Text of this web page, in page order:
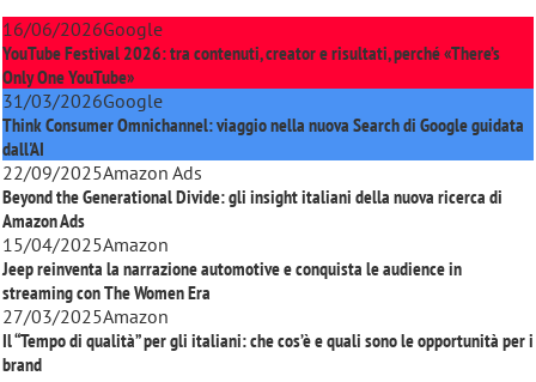
16/06/2026Google
YouTube Festival 2026: tra contenuti, creator e risultati, perché «There’s
Only One YouTube»
31/03/2026Google
Think Consumer Omnichannel: viaggio nella nuova Search di Google guidata
dall'AI
22/09/2025Amazon Ads
Beyond the Generational Divide: gli insight italiani della nuova ricerca di
Amazon Ads
15/04/2025Amazon
Jeep reinventa la narrazione automotive e conquista le audience in
streaming conThe Women Era
27/03/2025Amazon
Il “Tempo di qualità” per gli italiani: che cos’è e quali sono le opportunità per i
brand